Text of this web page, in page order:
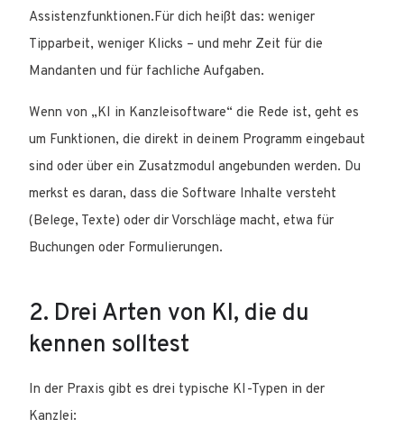
Assistenzfunktionen.Für dich heißt das: weniger
Tipparbeit, weniger Klicks – und mehr Zeit für die
Mandanten und für fachliche Aufgaben.
Wenn von „KI in Kanzleisoftware“ die Rede ist, geht es
um Funktionen, die direkt in deinem Programm eingebaut
sind oder über ein Zusatzmodul angebunden werden. Du
merkst es daran, dass die Software Inhalte versteht
(Belege, Texte) oder dir Vorschläge macht, etwa für
Buchungen oder Formulierungen.
2. Drei Arten von KI, die du
kennen solltest
In der Praxis gibt es drei typische KI-Typen in der
Kanzlei: